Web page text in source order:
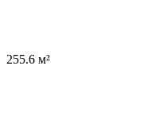
255.6 м²